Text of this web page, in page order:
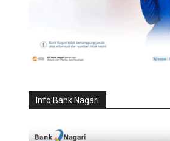
Info Bank Nagari